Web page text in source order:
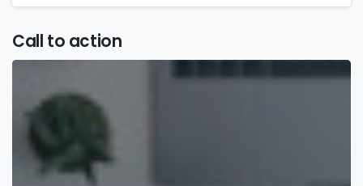
Call to action